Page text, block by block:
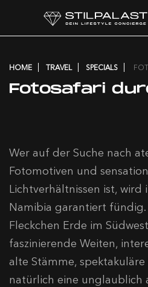
HOME TRAVEL SPECIALS
Fotosafari
Wer auf der Suche nach
Fotomotiven und
Lichtverhältnissen ist, wird
Namibia garantiert fündig.
Fleckchen Erde im
faszinierende Weiten,
alte Stämme,
natürlich eine unglaublich